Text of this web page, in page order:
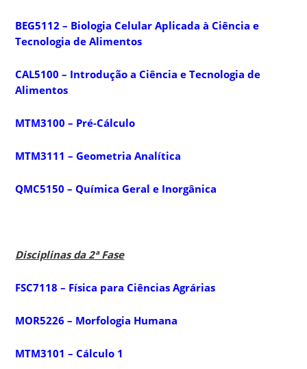
BEG5112 – Biologia Celular Aplicada à Ciência e
Tecnologia de Alimentos
CAL5100 – Introdução a Ciência e Tecnologia de
Alimentos
MTM3100 – Pré-Cálculo
MTM3111 – Geometria Analítica
QMC5150 – Química Geral e Inorgânica
Disciplinas da 2ª Fase
FSC7118 – Física para Ciências Agrárias
MOR5226 – Morfologia Humana
MTM3101 – Cálculo 1